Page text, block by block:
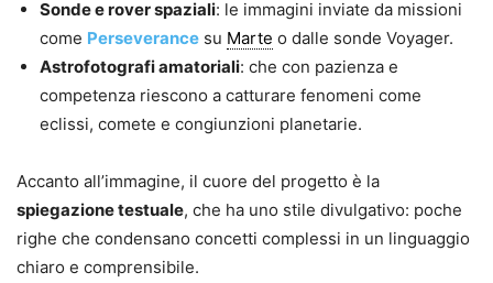
Sonde e rover spaziali: le immagini inviate da missioni
come Perseverance su Marte o dalle sonde Voyager.
Astrofotografi amatoriali: che con pazienza e
competenza riescono a catturare fenomeni come
eclissi, comete e congiunzioni planetarie.
Accanto all’immagine, il cuore del progetto è la
spiegazione testuale, che ha uno stile divulgativo: poche
righe che condensano concetti complessi in un linguaggio
chiaro e comprensibile.